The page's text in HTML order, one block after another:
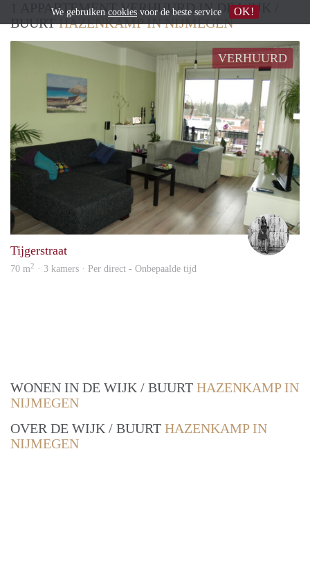
1 APPARTEMENT VERHUURD IN DE WIJK /
BUURTHAZENKAMP IN NIJMEGEN
VERHUURD
Tijgerstraat
70 m2 · 3 kamers · Per direct - Onbepaalde tijd
WONEN IN DE WIJK / BUURT HAZENKAMP IN
NIJMEGEN
OVER DE WIJK / BUURT HAZENKAMP IN
NIJMEGEN
We gebruiken cookies voor de beste service OK!